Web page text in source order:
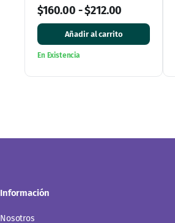
$160.00 -$212.00
Añadir al carrito
En Existencia
Información
Nosotros